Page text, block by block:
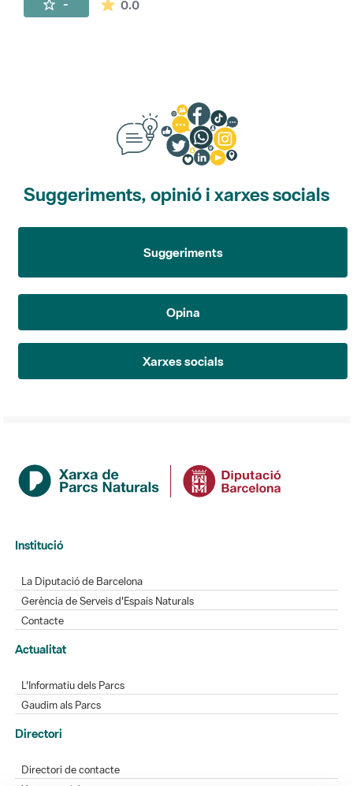
- 0.0
Suggeriments, opinió i xarxes socials
Suggeriments
Opina
Xarxes socials
Institució
La Diputació de Barcelona
Gerència de Serveis d'Espais Naturals
Contacte
Actualitat
L'Informatiu dels Parcs
Gaudim als Parcs
Directori
Directori de contacte